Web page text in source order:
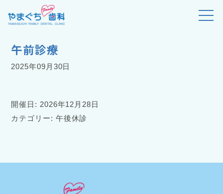
やまぐちファミリー歯科
午前診療
2025年09月30日
開催日: 2026年12月28日
カテゴリー: 午後休診